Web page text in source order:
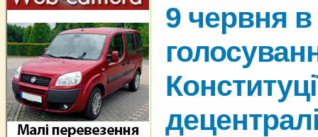
9 червня в